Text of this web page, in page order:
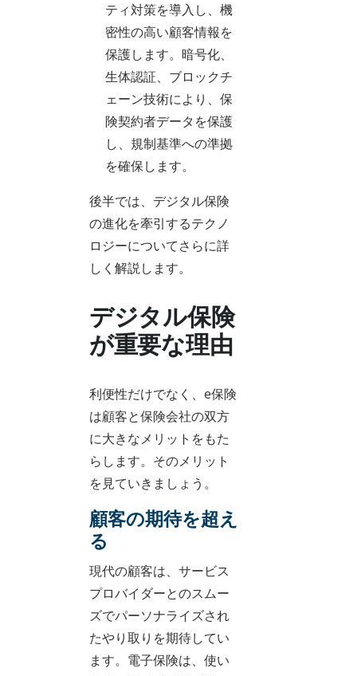
ティ対策を導入し、機
密性の高い顧客情報を
保護します。暗号化、
生体認証、ブロックチ
ェーン技術により、保
険契約者データを保護
し、規制基準への準拠
を確保します。
後半では、デジタル保険
の進化を牽引するテクノ
ロジーについてさらに詳
しく解説します。
デジタル保険
が重要な理由
利便性だけでなく、e保険
は顧客と保険会社の双方
に大きなメリットをもた
らします。そのメリット
を見ていきましょう。
顧客の期待を超え
る
現代の顧客は、サービス
プロバイダーとのスムー
ズでパーソナライズされ
たやり取りを期待してい
ます。電子保険は、使い